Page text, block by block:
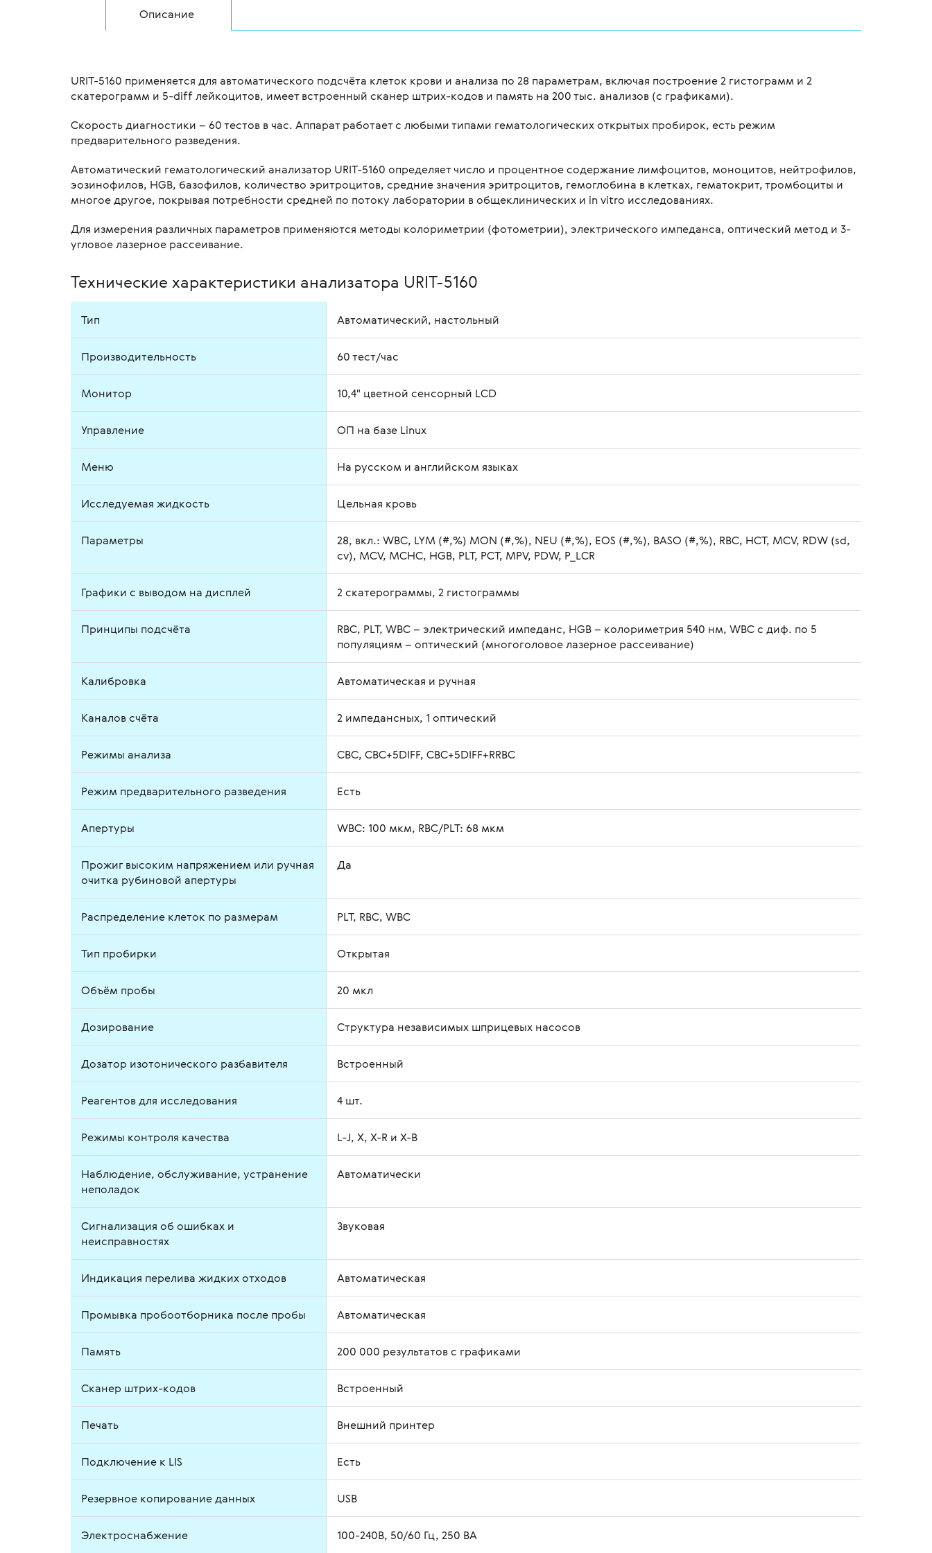
Описание
URIT-5160 применяется для автоматического подсчёта клеток крови и анализа по 28 параметрам, включая построение 2 гистограмм и 2
скатерограмм и 5-diff лейкоцитов, имеет встроенный сканер штрих-кодов и память на 200 тыс. анализов (с графиками).
Скорость диагностики – 60 тестов в час. Аппарат работает с любыми типами гематологических открытых пробирок, есть режим
предварительного разведения.
Автоматический гематологический анализатор URIT-5160 определяет число и процентное содержание лимфоцитов, моноцитов, нейтрофилов,
эозинофилов, HGB, базофилов, количество эритроцитов, средние значения эритроцитов, гемоглобина в клетках, гематокрит, тромбоциты и
многое другое, покрывая потребности средней по потоку лаборатории в общеклинических и in vitro исследованиях.
Для измерения различных параметров применяются методы колориметрии (фотометрии), электрического импеданса, оптический метод и 3-
угловое лазерное рассеивание.
Технические характеристики анализатора URIT-5160
Тип Автоматический, настольный
Производительность 60 тест/час
Монитор 10,4" цветной сенсорный LCD
Управление ОП на базе Linux
Меню На русском и английском языках
Исследуемая жидкость Цельная кровь
Параметры
28, вкл.: WBC, LYM (#,%) MON (#,%), NEU (#,%), EOS (#,%), BASO (#,%), RBC, HCT, MCV, RDW (sd,
cv), MCV, MCHC, HGB, PLT, PCT, MPV, PDW, P_LCR
Графики с выводом на дисплей 2 скатерограммы, 2 гистограммы
Принципы подсчёта
RBC, PLT, WBC – электрический импеданс, HGB – колориметрия 540 нм, WBC с диф. по 5
популяциям – оптический (многоголовое лазерное рассеивание)
Калибровка Автоматическая и ручная
Каналов счёта 2 импедансных, 1 оптический
Режимы анализа CBC, CBC+5DIFF, CBC+5DIFF+RRBC
Режим предварительного разведения Есть
Апертуры WBC: 100 мкм, RBC/PLT: 68 мкм
Прожиг высоким напряжением или ручная
очитка рубиновой апертуры
Да
Распределение клеток по размерам PLT, RBC, WBC
Тип пробирки Открытая
Объём пробы 20 мкл
Дозирование Структура независимых шприцевых насосов
Дозатор изотонического разбавителя Встроенный
Реагентов для исследования 4 шт.
Режимы контроля качества L-J, X, X-R и X-B
Наблюдение, обслуживание, устранение
неполадок
Автоматически
Сигнализация об ошибках и
неисправностях
Звуковая
Индикация перелива жидких отходов Автоматическая
Промывка пробоотборника после пробы Автоматическая
Память 200 000 результатов с графиками
Сканер штрих-кодов Встроенный
Печать Внешний принтер
Подключение к LIS Есть
Резервное копирование данных USB
Электроснабжение 100-240В, 50/60 Гц, 250 ВА